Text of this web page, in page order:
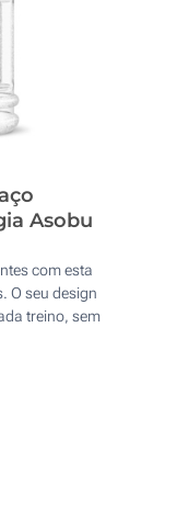
Asobu
com esta
O seu design
treino, sem